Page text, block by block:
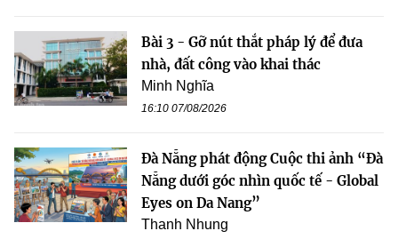
Bài 3 - Gỡ nút thắt pháp lý để đưa
nhà, đất công vào khai thác
Minh Nghĩa
16:10 07/08/2026
Đà Nẵng phát động Cuộc thi ảnh “Đà
Nẵng dưới góc nhìn quốc tế - Global
Eyes on Da Nang”
Thanh Nhung